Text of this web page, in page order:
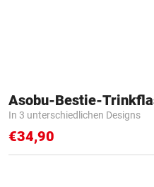
Asobu-Bestie-
In 3 unterschiedlichen Designs
€34,90